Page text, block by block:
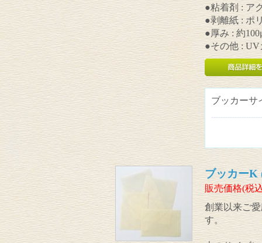
●粘着剤 : ア
●剥離紙 : ポ
●厚み : 約
●その他 :
ブッカーサ
ブッカーK
販売価格(税
創業以来ご
す。